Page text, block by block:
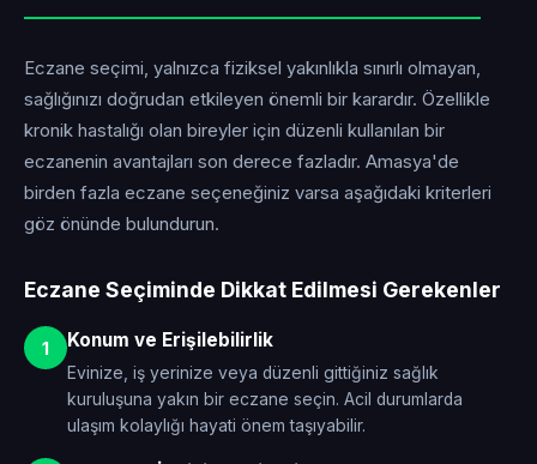
Eczane seçimi, yalnızca fiziksel yakınlıkla sınırlı olmayan,
sağlığınızı doğrudan etkileyen önemli bir karardır. Özellikle
kronik hastalığı olan bireyler için düzenli kullanılan bir
eczanenin avantajları son derece fazladır. Amasya'de
birden fazla eczane seçeneğiniz varsa aşağıdaki kriterleri
göz önünde bulundurun.
Eczane Seçiminde Dikkat Edilmesi Gerekenler
1 Konum ve Erişilebilirlik
Evinize, iş yerinize veya düzenli gittiğiniz sağlık
kuruluşuna yakın bir eczane seçin. Acil durumlarda
ulaşım kolaylığı hayati önem taşıyabilir.